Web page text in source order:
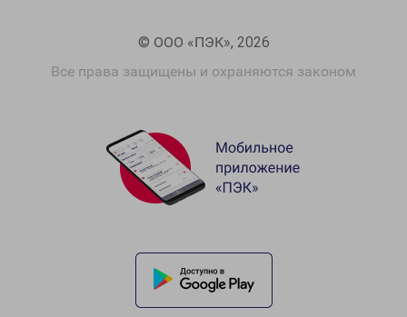
© ООО «ПЭК», 2026
Все права защищены и охраняются законом